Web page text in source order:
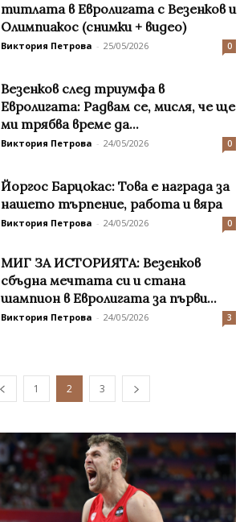
титлата в Евролигата с Везенков и
Олимпиакос (снимки + видео)
Виктория Петрова - 25/05/2026 0
Везенков след триумфа в
Евролигата: Радвам се, мисля, че ще
ми трябва време да...
Виктория Петрова - 24/05/2026 0
Йоргос Барцокас: Това е награда за
нашето търпение, работа и вяра
Виктория Петрова - 24/05/2026 0
МИГ ЗА ИСТОРИЯТА: Везенков
сбъдна мечтата си и стана
шампион в Евролигата за първи...
Виктория Петрова - 24/05/2026 3
1 2 3